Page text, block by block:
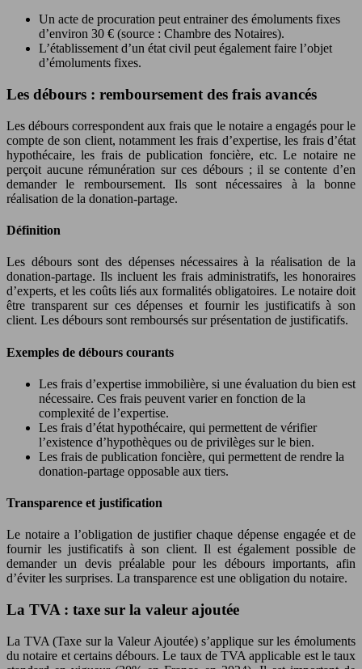
Un acte de procuration peut entrainer des émoluments fixes
d’environ 30 € (source : Chambre des Notaires).
L’établissement d’un état civil peut également faire l’objet
d’émoluments fixes.
Les débours : remboursement des frais avancés
Les débours correspondent aux frais que le notaire a engagés pour le
compte de son client, notamment les frais d’expertise, les frais d’état
hypothécaire, les frais de publication foncière, etc. Le notaire ne
perçoit aucune rémunération sur ces débours ; il se contente d’en
demander le remboursement. Ils sont nécessaires à la bonne
réalisation de la donation-partage.
Définition
Les débours sont des dépenses nécessaires à la réalisation de la
donation-partage. Ils incluent les frais administratifs, les honoraires
d’experts, et les coûts liés aux formalités obligatoires. Le notaire doit
être transparent sur ces dépenses et fournir les justificatifs à son
client. Les débours sont remboursés sur présentation de justificatifs.
Exemples de débours courants
Les frais d’expertise immobilière, si une évaluation du bien est
nécessaire. Ces frais peuvent varier en fonction de la
complexité de l’expertise.
Les frais d’état hypothécaire, qui permettent de vérifier
l’existence d’hypothèques ou de privilèges sur le bien.
Les frais de publication foncière, qui permettent de rendre la
donation-partage opposable aux tiers.
Transparence et justification
Le notaire a l’obligation de justifier chaque dépense engagée et de
fournir les justificatifs à son client. Il est également possible de
demander un devis préalable pour les débours importants, afin
d’éviter les surprises. La transparence est une obligation du notaire.
La TVA : taxe sur la valeur ajoutée
La TVA (Taxe sur la Valeur Ajoutée) s’applique sur les émoluments
du notaire et certains débours. Le taux de TVA applicable est le taux